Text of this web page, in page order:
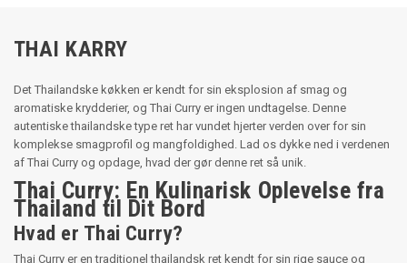
THAI KARRY
Det Thailandske køkken er kendt for sin eksplosion af smag og
aromatiske krydderier, og Thai Curry er ingen undtagelse. Denne
autentiske thailandske type ret har vundet hjerter verden over for sin
komplekse smagprofil og mangfoldighed. Lad os dykke ned i verdenen
af Thai Curry og opdage, hvad der gør denne ret så unik.
Thai Curry: En Kulinarisk Oplevelse fra
Thailand til Dit Bord
Hvad er Thai Curry?
Thai Curry er en traditionel thailandsk ret kendt for sin rige sauce og